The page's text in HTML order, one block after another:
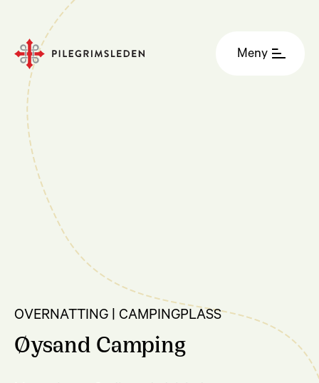
Meny
OVERNATTING | CAMPINGPLASS
Øysand Camping